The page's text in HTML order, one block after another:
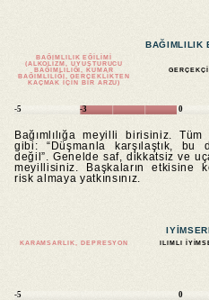
BAĞIMLILIK
BAĞIMLILIK EĞILIMI
(ALKOLIZM, UYUŞTURUCU
BAĞIMLILIĞI, KUMAR
BAĞIMLILIĞI, GERÇEKLIKTEN
KAÇMAK IÇIN BIR ARZU)
-5 -3 0
Bağımlılığa meyilli birisiniz.
gibi: “Düşmanla karşılaştık, bu
değil”. Genelde saf, dikkatsiz ve
meyillisiniz. Başkaların etkisine
risk almaya yatkınsınız.
KARAMSARLIK, DEPRESYON ILIMLI
-5 0